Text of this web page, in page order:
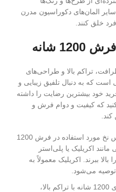
المان‌های دکوراسیون مدرن
خلق کنند.
شانه
تراکم بالا و طراحی‌های
است که به دنبال تلفیق زیبایی و
خود بیشترین رضایت را داشته
که کیفیت و دوام فرش و
جنس نخ مورد استفاده در فرش 1200
اکریلیک یا پلی‌استر
را بالا ببرند. اکریلیک معمولاً به
توصیه می‌شود.
فرش‌های 1200 شانه با تراکم بالا،